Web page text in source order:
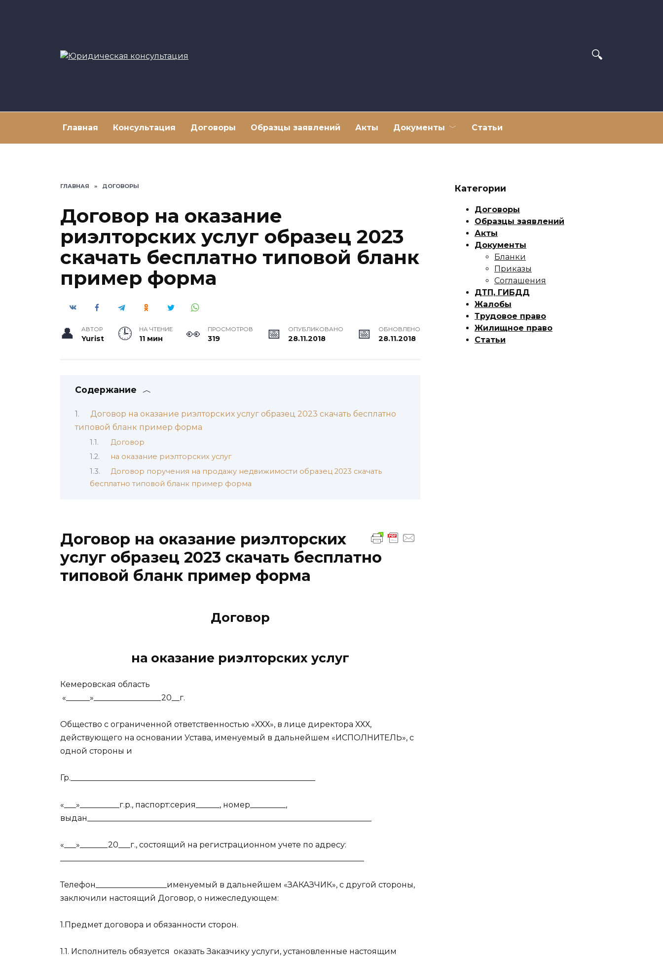
Главная Консультация Договоры Образцы заявлений Акты Документы Статьи
ГЛАВНАЯ » ДОГОВОРЫ
Договор на оказание
риэлторских услуг образец 2023
скачать бесплатно типовой бланк
пример форма
АВТОР
Yurist
НА ЧТЕНИЕ
11 мин
ПРОСМОТРОВ
319
ОПУБЛИКОВАНО
28.11.2018
ОБНОВЛЕНО
28.11.2018
Содержание
Договор на оказание риэлторских услуг образец 2023 скачать бесплатно
типовой бланк пример форма
Договор
на оказание риэлторских услуг
Договор поручения на продажу недвижимости образец 2023 скачать
бесплатно типовой бланк пример форма
Договор на оказание риэлторских
услуг образец 2023 скачать бесплатно
типовой бланк пример форма
Договор
на оказание риэлторских услуг
Кемеровская область
«______»_________________20__г.
Общество с ограниченной ответственностью «ХХХ», в лице директора ХХХ,
действующего на основании Устава, именуемый в дальнейшем «ИСПОЛНИТЕЛЬ», с
одной стороны и
Гр.______________________________________________________________
«___»__________г.р., паспорт:серия______, номер_________,
выдан________________________________________________________________________
«___»_______20___г., состоящий на регистрационном учете по адресу:
Телефон__________________именуемый в дальнейшем «ЗАКАЗЧИК», с другой стороны,
заключили настоящий Договор, о нижеследующем:
1.Предмет договора и обязанности сторон.
1.1. Исполнитель обязуется оказать Заказчику услуги, установленные настоящим
Категории
Договоры
Образцы заявлений
Акты
Документы
Бланки
Приказы
Соглашения
ДТП, ГИБДД
Жалобы
Трудовое право
Жилищное право
Статьи